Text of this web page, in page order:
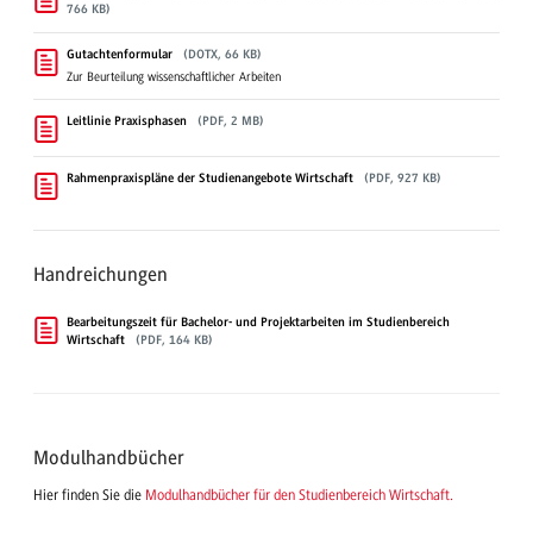
766 KB)
Gutachtenformular (DOTX, 66 KB)
Zur Beurteilung wissenschaftlicher Arbeiten
Leitlinie Praxisphasen (PDF, 2 MB)
Rahmenpraxispläne der Studienangebote Wirtschaft (PDF, 927 KB)
Handreichungen
Bearbeitungszeit für Bachelor- und Projektarbeiten im Studienbereich
Wirtschaft
(PDF, 164 KB)
Modulhandbücher
Hier finden Sie die Modulhandbücher für den Studienbereich Wirtschaft.